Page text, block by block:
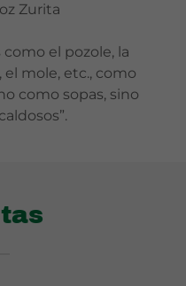
Zurita
el pozole, la
el mole, etc., como
como sopas, sino